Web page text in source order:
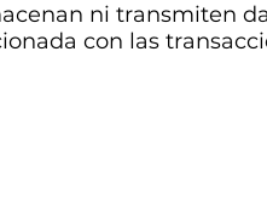
ni transmiten
con las